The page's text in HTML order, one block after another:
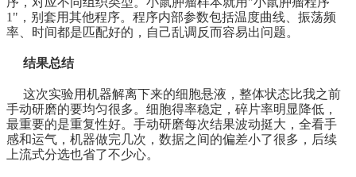
1"，别套用其他程序。程序内部参数包括温度曲线、振荡频
率、时间都是匹配好的，自己乱调反而容易出问题。
结果总结
这次实验用机器解离下来的细胞悬液，整体状态比我之前
手动研磨的要均匀很多。细胞得率稳定，碎片率明显降低，
最重要的是重复性好。手动研磨每次结果波动挺大，全看手
感和运气，机器做完几次，数据之间的偏差小了很多，后续
上流式分选也省了不少心。